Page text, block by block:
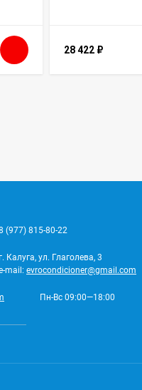
28 422 ₽
(977) 815-80-22
г. Калуга, ул. Глаголева, 3
mail: evrocondicioner@gmail.com
Пн-Вс 09:00—18:00